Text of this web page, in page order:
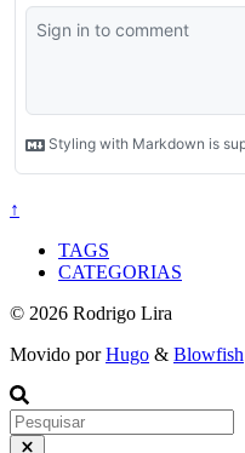
↑
TAGS
CATEGORIAS
© 2026 Rodrigo Lira
Movido porHugo & Blowfish